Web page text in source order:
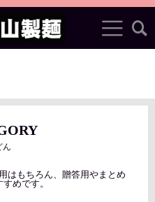
ん
はもちろん、贈答用やまとめ
めです。